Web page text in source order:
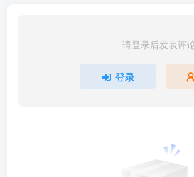
请登录后发表评
登录